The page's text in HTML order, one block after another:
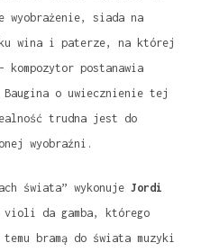
wyobrażenie, siada na
wina i paterze, na której
postanawia
o uwiecznienie tej
trudna jest do
wyobraźni.
świata” wykonuje Jordi
da gamba, którego
bramą do świata muzyki